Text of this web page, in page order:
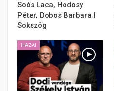
Soós Laca, Hodosy
Péter, Dobos Barbara |
Sokszög
HAZAI